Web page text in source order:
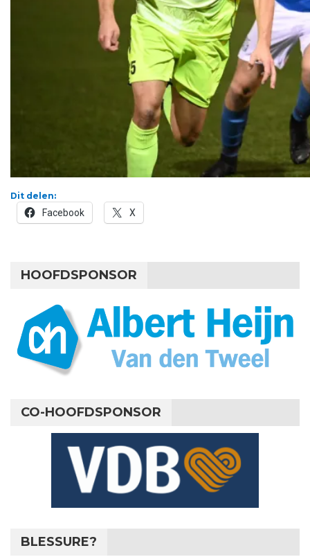
Dit delen:
Facebook X
HOOFDSPONSOR
CO-HOOFDSPONSOR
BLESSURE?